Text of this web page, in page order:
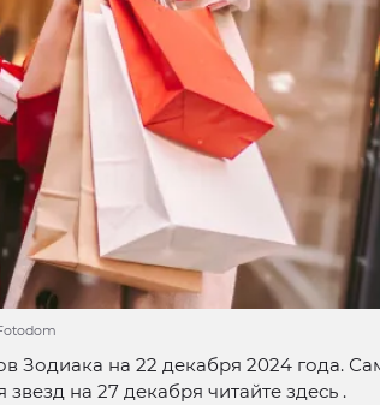
Зодиака на 22 декабря 2024 года.
на 27 декабря читайте здесь .